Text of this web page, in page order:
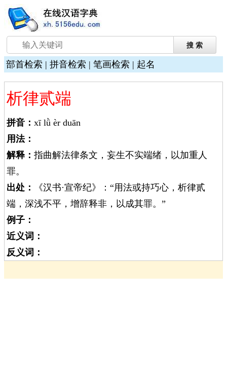
部首检索 | 拼音检索 | 笔画检索 | 起名
析律贰端
拼音： xī lǜ èr duān
用法：
解释： 指曲解法律条文，妄生不实端绪，以加重人
罪。
出处：
《汉书·宣帝纪》：“用法或持巧心，析律贰
端，深浅不平，增辞释非，以成其罪。”
例子：
近义词：
反义词：